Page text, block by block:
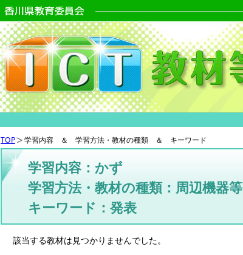
TOP 学習内容 ＆ 学習方法・教材の種類 ＆ キーワード
学習内容：かず
学習方法・教材の種類：周辺機器等
キーワード：発表
該当する教材は見つかりませんでした。